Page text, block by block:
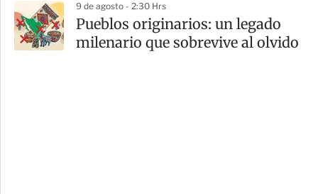
9 de agosto - 2:30 Hrs
Pueblos originarios: un legado
milenario que sobrevive al olvido